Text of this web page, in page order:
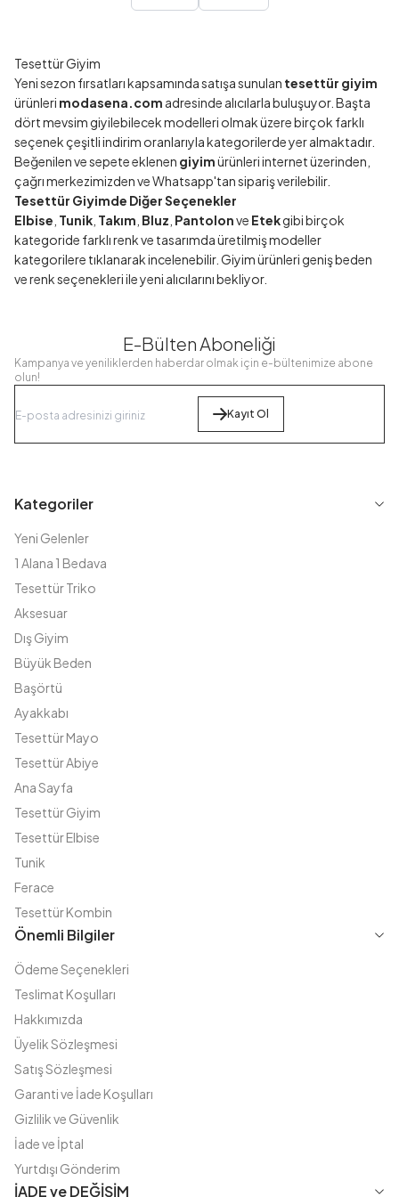
Tesettür Giyim
Yeni sezon fırsatları kapsamında satışa sunulan tesettür giyim
ürünleri modasena.com adresinde alıcılarla buluşuyor. Başta
dört mevsim giyilebilecek modelleri olmak üzere birçok farklı
seçenek çeşitli indirim oranlarıyla kategorilerde yer almaktadır.
Beğenilen ve sepete eklenen giyimürünleri internet üzerinden,
çağrı merkezimizden ve Whatsapp'tan sipariş verilebilir.
Tesettür Giyimde Diğer Seçenekler
Elbise Tunik Takım Bluz Pantolonve Etekgibi birçok
kategoride farklı renk ve tasarımda üretilmiş modeller
kategorilere tıklanarak incelenebilir. Giyim ürünleri geniş beden
ve renk seçenekleri ile yeni alıcılarını bekliyor.
E-Bülten Aboneliği
Kampanya ve yeniliklerden haberdar olmak için e-bültenimize abone
olun!
Kayıt Ol
Kategoriler
Yeni Gelenler
1 Alana 1 Bedava
Tesettür Triko
Aksesuar
Dış Giyim
Büyük Beden
Başörtü
Ayakkabı
Tesettür Mayo
Tesettür Abiye
Ana Sayfa
Tesettür Giyim
Tesettür Elbise
Tunik
Ferace
Tesettür Kombin
Önemli Bilgiler
Ödeme Seçenekleri
Teslimat Koşulları
Hakkımızda
Üyelik Sözleşmesi
Satış Sözleşmesi
Garanti ve İade Koşulları
Gizlilik ve Güvenlik
İade ve İptal
Yurtdışı Gönderim
İADE ve DEĞİŞİM